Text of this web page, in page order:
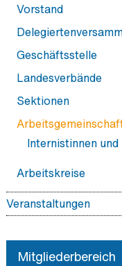
Partner
Verbandstermine
Schirmherrschaften
Ehrungen
Vorstand
Geschäftsstelle
Landesverbände
Sektionen
Internistinnen
Arbeitskreise
Veranstaltungen
Mitgliederbereich